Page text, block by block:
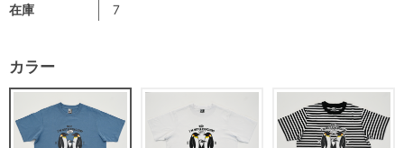
在庫 7
カラー